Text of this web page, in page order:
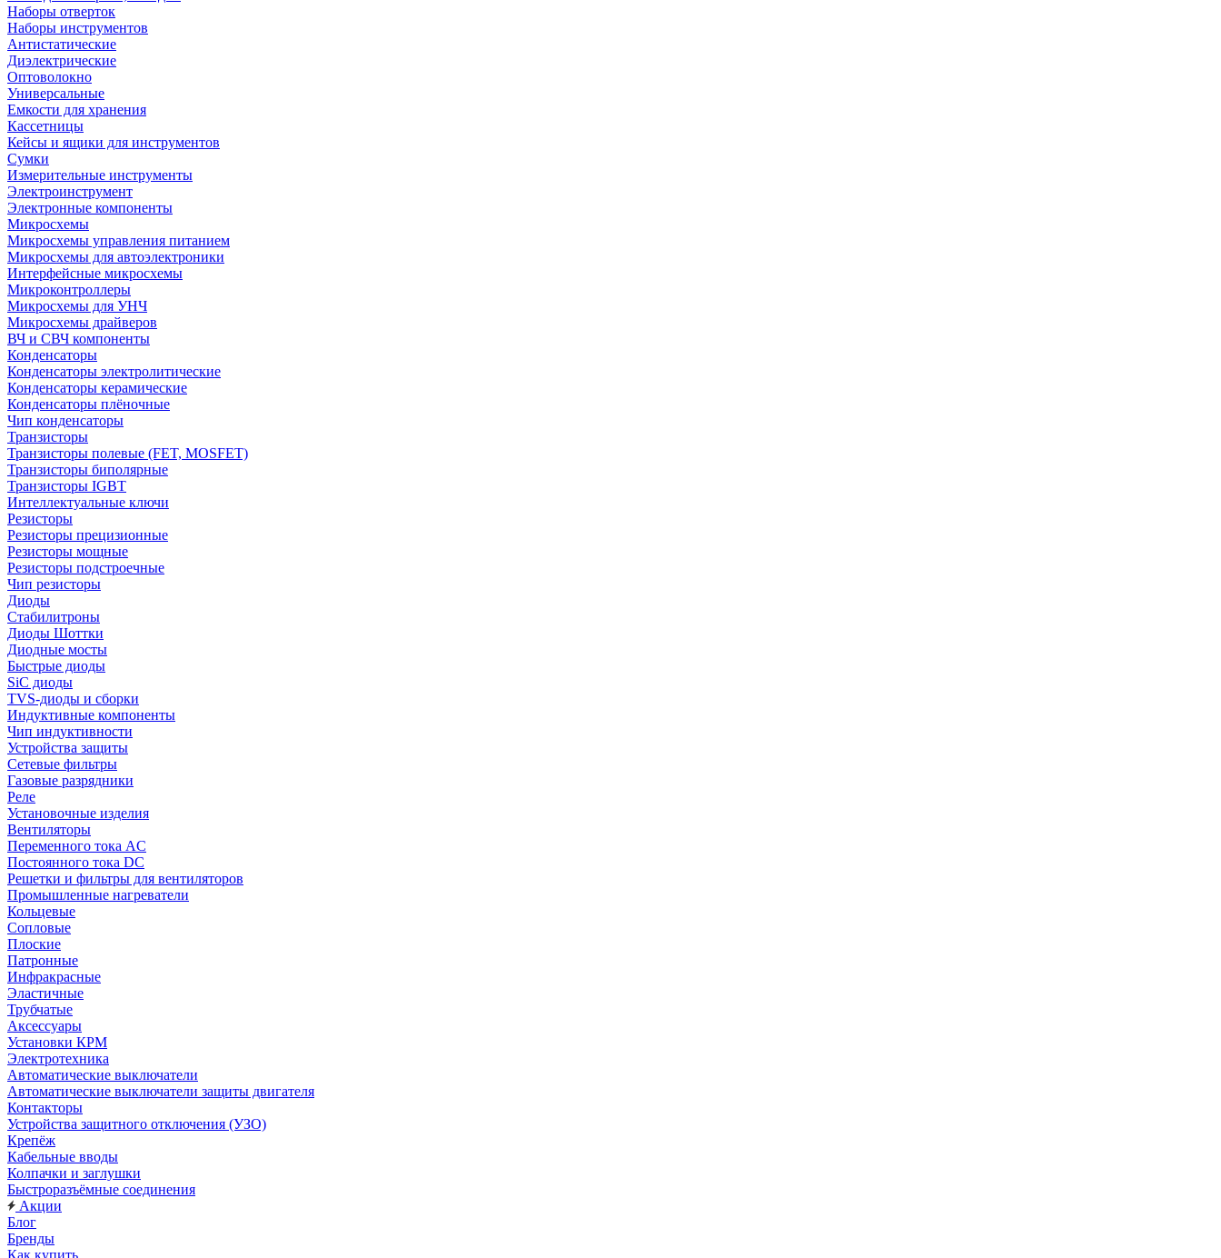
Наборы отверток
Наборы инструментов
Антистатические
Диэлектрические
Оптоволокно
Универсальные
Емкости для хранения
Кассетницы
Кейсы и ящики для инструментов
Сумки
Измерительные инструменты
Электроинструмент
Электронные компоненты
Микросхемы
Микросхемы управления питанием
Микросхемы для автоэлектроники
Интерфейсные микросхемы
Микроконтроллеры
Микросхемы для УНЧ
Микросхемы драйверов
ВЧ и СВЧ компоненты
Конденсаторы
Конденсаторы электролитические
Конденсаторы керамические
Конденсаторы плёночные
Чип конденсаторы
Транзисторы
Транзисторы полевые (FET, MOSFET)
Транзисторы биполярные
Транзисторы IGBT
Интеллектуальные ключи
Резисторы
Резисторы прецизионные
Резисторы мощные
Резисторы подстроечные
Чип резисторы
Диоды
Стабилитроны
Диоды Шоттки
Диодные мосты
Быстрые диоды
SiC диоды
TVS-диоды и сборки
Индуктивные компоненты
Чип индуктивности
Устройства защиты
Сетевые фильтры
Газовые разрядники
Реле
Установочные изделия
Вентиляторы
Переменного тока AC
Постоянного тока DC
Решетки и фильтры для вентиляторов
Промышленные нагреватели
Кольцевые
Сопловые
Плоские
Патронные
Инфракрасные
Эластичные
Трубчатые
Аксессуары
Установки КРМ
Электротехника
Автоматические выключатели
Автоматические выключатели защиты двигателя
Контакторы
Устройства защитного отключения (УЗО)
Крепёж
Кабельные вводы
Колпачки и заглушки
Быстроразъёмные соединения
Акции
Блог
Бренды
Как купить